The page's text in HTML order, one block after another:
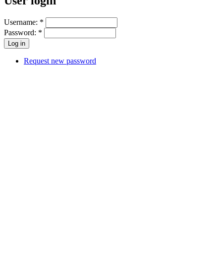
Username: *
Password: *
Request new password